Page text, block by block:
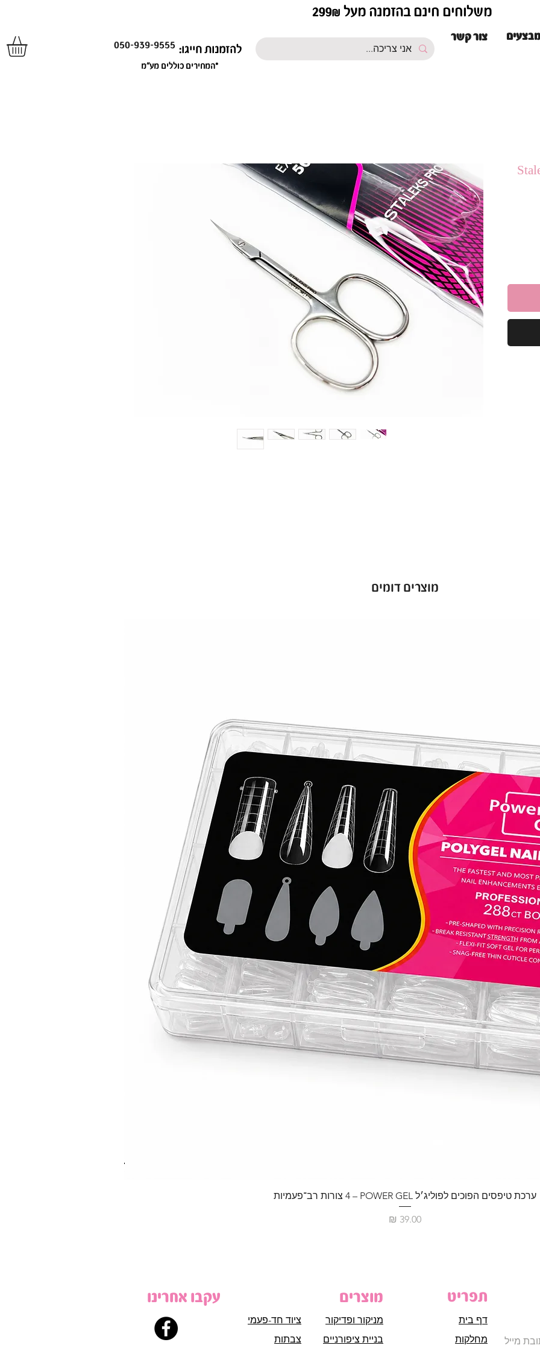
להזמנות חייגו: 050-939-9555
*המחירים כוללים מע"מ
צור קשר מבצעים
משלוחים חינם בהזמנה מעל 299₪
מוצרים דומים
ערכת טיפסים הפוכים לפוליג׳ל POWER GEL – ‏4 צורות רב־פעמיות
מחיר
עקבו אחרינו מוצרים
ציוד חד-פעמי
צבתות
מניקור ופדיקור
בניית ציפורניים
תפריט
דף בית
מחלקות